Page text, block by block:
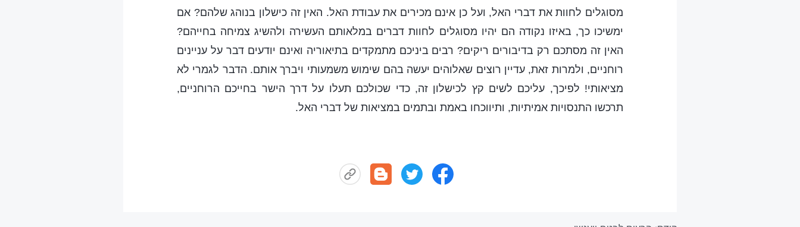
מסוגלים לחוות את דברי האל, ועל כן אינם מכירים את עבודת האל. האין זה כישלון בנוהג שלהם? אם
ימשיכו כך, באיזו נקודה הם יהיו מסוגלים לחוות דברים במלאותם העשירה ולהשיג צמיחה בחייהם?
האין זה מסתכם רק בדיבורים ריקים? רבים ביניכם מתמקדים בתיאוריה ואינם יודעים דבר על עניינים
רוחניים, ולמרות זאת, עדיין רוצים שאלוהים יעשה בהם שימוש משמעותי ויברך אותם. הדבר לגמרי לא
מציאותי! לפיכך, עליכם לשים קץ לכישלון זה, כדי שכולכם תעלו על דרך הישר בחייכם הרוחניים,
תרכשו התנסויות אמיתיות, ותיווכחו באמת ובתמים במציאות של דברי האל.